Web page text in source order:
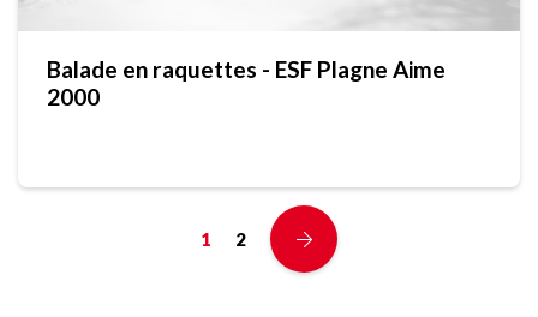
Balade en raquettes - ESF Plagne Aime
2000
1 2